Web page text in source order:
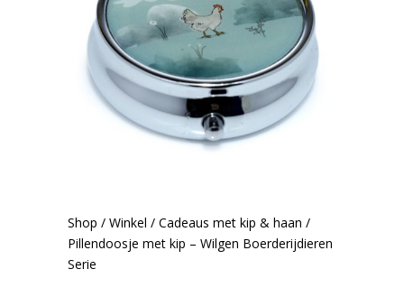
Shop / Winkel / Cadeaus met kip & haan /
Pillendoosje met kip – Wilgen Boerderijdieren
Serie